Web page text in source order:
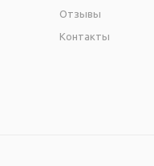
Отзывы
Контакты